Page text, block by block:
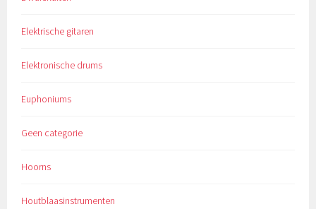
Elektrische gitaren
Elektronische drums
Euphoniums
Geen categorie
Hoorns
Houtblaasinstrumenten